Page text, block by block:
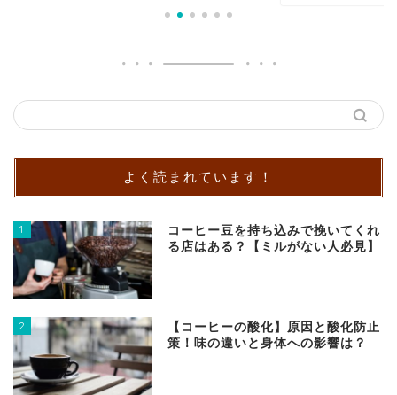
よく読まれています！
1
コーヒー豆を持ち込みで挽いてくれ
る店はある？【ミルがない人必見】
2
【コーヒーの酸化】原因と酸化防止
策！味の違いと身体への影響は？